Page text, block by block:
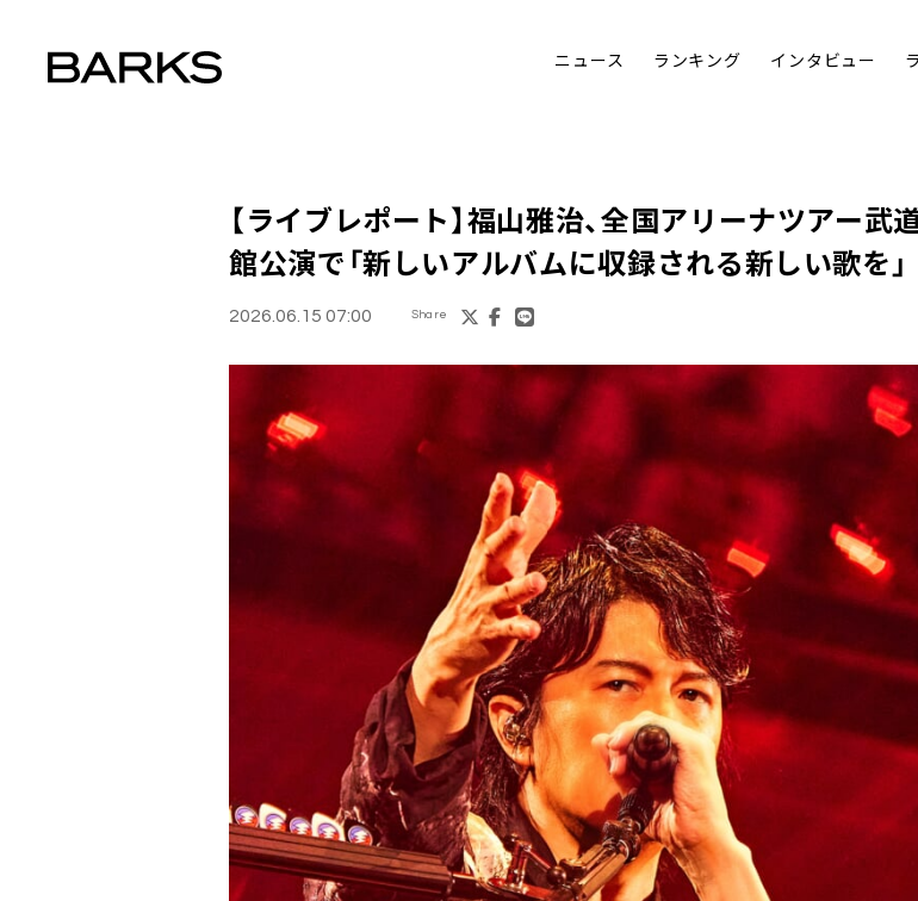
ニュース ランキング インタビュー
【ライブレポート】福山雅治、全国アリーナツアー武
館公演で「新しいアルバムに収録される新しい歌を」
2026.06.15 07:00 Share